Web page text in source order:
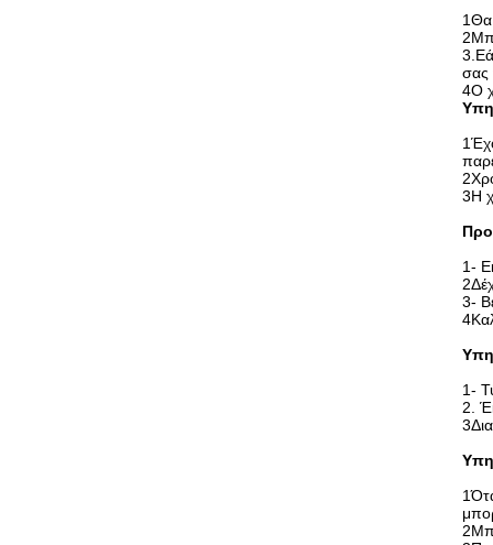
1Θα
σας
4Ο
3Η
1-
3-
1-
2.